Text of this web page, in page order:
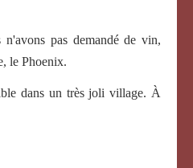
n'avons pas demandé de vin,
le Phoenix.
dans un très joli village. À